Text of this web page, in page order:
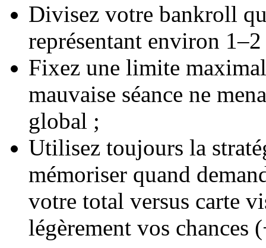
Divisez votre bankroll
représentant environ
Fixez une limite
mauvaise séance ne
global ;
Utilisez toujours la
mémoriser quand
votre total versus carte
légèrement vos chances